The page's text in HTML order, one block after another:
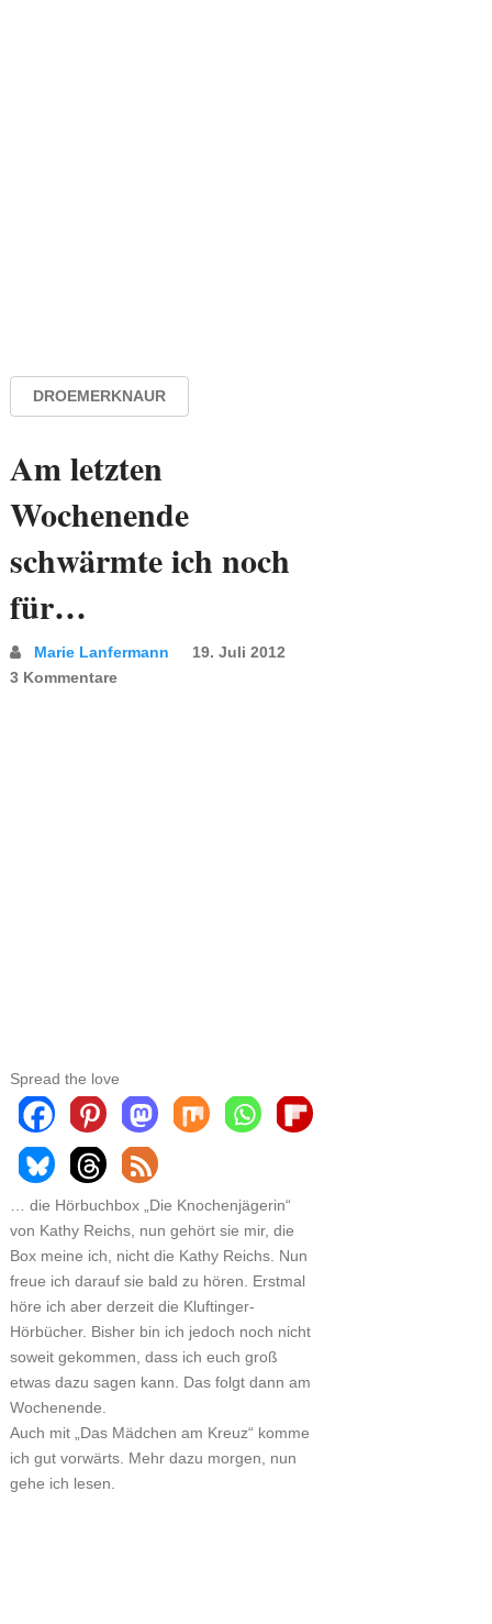
DROEMERKNAUR
Am letzten
Wochenende
schwärmte ich noch
für…
Marie Lanfermann
19. Juli 2012
3 Kommentare
Spread the love
… die Hörbuchbox „Die Knochenjägerin“
von Kathy Reichs, nun gehört sie mir, die
Box meine ich, nicht die Kathy Reichs. Nun
freue ich darauf sie bald zu hören. Erstmal
höre ich aber derzeit die Kluftinger-
Hörbücher. Bisher bin ich jedoch noch nicht
soweit gekommen, dass ich euch groß
etwas dazu sagen kann. Das folgt dann am
Wochenende.
Auch mit „Das Mädchen am Kreuz“ komme
ich gut vorwärts. Mehr dazu morgen, nun
gehe ich lesen.